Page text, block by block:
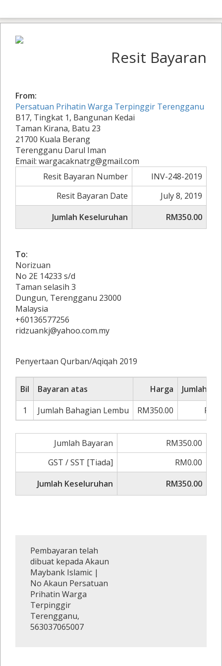
Resit Bayaran
From:
Persatuan Prihatin Warga Terpinggir Terengganu
B17, Tingkat 1, Bangunan Kedai
Taman Kirana, Batu 23
21700 Kuala Berang
Terengganu Darul Iman
Email: wargacaknatrg@gmail.com
Resit Bayaran Number
INV-248-2019
Resit Bayaran Date
July 8, 2019
Jumlah Keseluruhan
RM350.00
To:
Norizuan
No 2E 14233 s/d
Taman selasih 3
Dungun, Terengganu 23000
Malaysia
+60136577256
ridzuankj@yahoo.com.my
Penyertaan Qurban/Aqiqah 2019
Bil Bayaran atas Harga
Jumlah
1
Jumlah Bahagian Lembu RM350.00
Jumlah Bayaran
RM350.00
GST / SST [Tiada]
RM0.00
Jumlah Keseluruhan
RM350.00
Pembayaran telah
dibuat kepada Akaun
Maybank Islamic |
No Akaun Persatuan
Prihatin Warga
Terpinggir
Terengganu,
563037065007